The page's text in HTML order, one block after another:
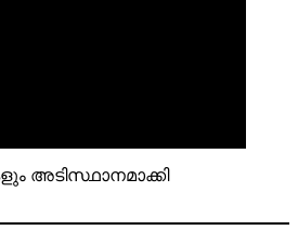
അടിസ്ഥാനമാക്കി